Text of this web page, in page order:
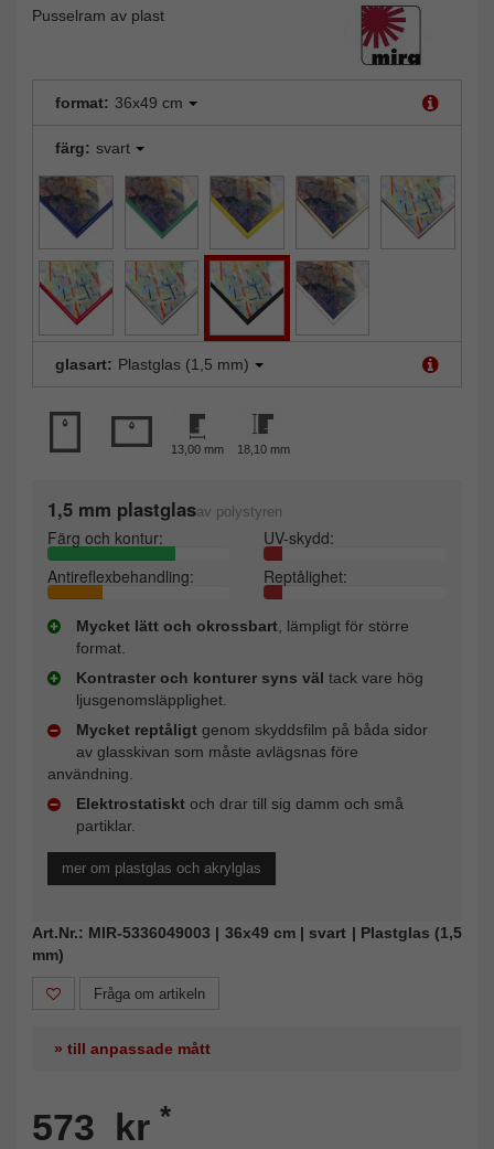
Pusselram av plast
format: 36x49 cm
färg: svart
glasart: Plastglas (1,5 mm)
13,00 mm 18,10 mm
1,5 mm plastglasav polystyren
Färg och kontur:
UV-skydd:
Antireflexbehandling:
Reptålighet:
Mycket lätt och okrossbart , lämpligt för större
format.
Kontraster och konturer syns väl tack vare hög
ljusgenomsläpplighet.
Mycket reptåligt genom skyddsfilm på båda sidor
av glasskivan som måste avlägsnas före
användning.
Elektrostatiskt och drar till sig damm och små
partiklar.
mer om plastglas och akrylglas
Art.Nr.: MIR-5336049003 | 36x49 cm | svart | Plastglas (1,5
mm)
Fråga om artikeln
» till anpassade mått
573 kr *